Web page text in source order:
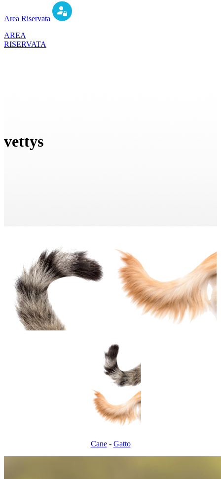
Area Riservata
AREA
RISERVATA
vettys
Cane- Gatto